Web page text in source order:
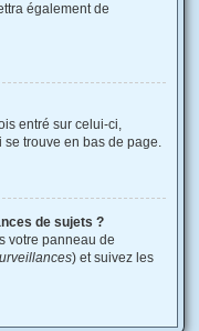
également de
entré sur celui-ci,
trouve en bas de page.
de sujets ?
votre panneau de
) et suivez les